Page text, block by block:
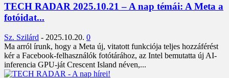
TECH RADAR 2025.10.21 – A nap témái: A Meta a
fotóidat...
Sz. Szilárd - 2025.10.20. 0
Ma arról írunk, hogy a Meta új, vitatott funkciója teljes hozzáférést
kér a Facebook-felhasználók fotótárához, az Intel bemutatta új AI-
inferencia GPU-ját Crescent Island néven,...